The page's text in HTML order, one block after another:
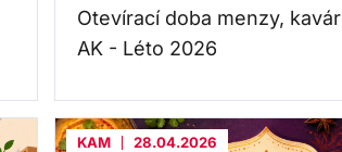
Otevírací doba menzy,
AK - Léto 2026
KAM 28.04.2026